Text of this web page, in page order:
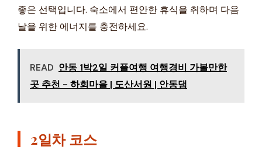
좋은 선택입니다. 숙소에서 편안한 휴식을 취하며 다음
날을 위한 에너지를 충전하세요.
READ 안동 1박2일 커플여행 여행경비 가볼만한
곳 추천 - 하회마을 | 도산서원 | 안동댐
2일차 코스